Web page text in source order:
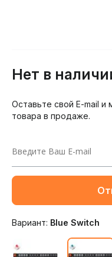
Нет в
Оставьте свой E-mail
товара в продаже.
Вариант: Blue Switch